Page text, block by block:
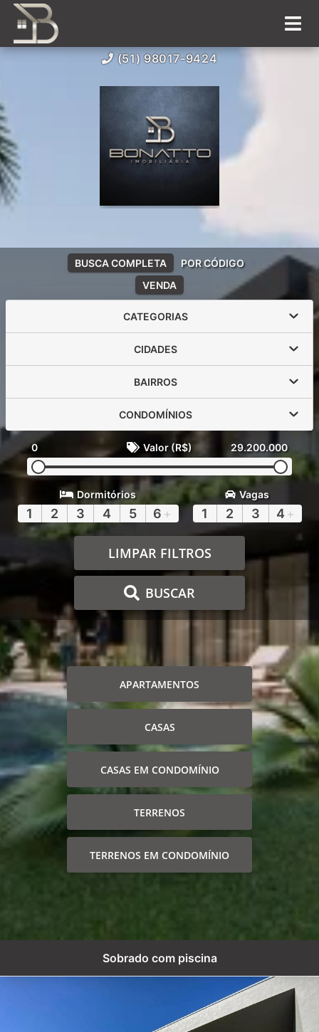
(51) 98017-9424
VENDA
BUSCA COMPLETA POR CÓDIGO
CATEGORIAS
CIDADES
BAIRROS
CONDOMÍNIOS
0 Valor (R$) 29.200.000
Dormitórios
1 2 3 4 5 6 +
Vagas
1 2 3 4 +
LIMPAR FILTROS
BUSCAR
APARTAMENTOS
CASAS
CASAS EM CONDOMÍNIO
TERRENOS
TERRENOS EM CONDOMÍNIO
Sobrado com piscina